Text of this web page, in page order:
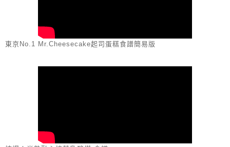
東京No.1 Mr.Cheesecake起司蛋糕食譜簡易版